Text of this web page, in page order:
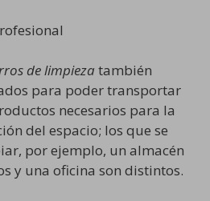
de limpieza también
para poder transportar
necesarios para la
del espacio; los que se
por ejemplo, un almacén
y una oficina son distintos.